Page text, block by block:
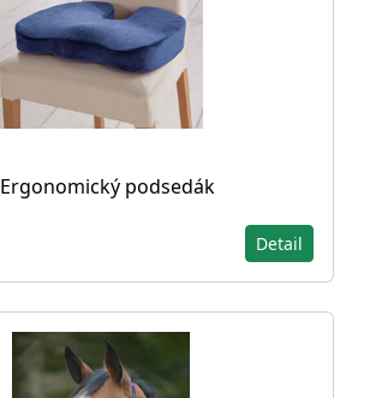
Ergonomický podsedák
Detail